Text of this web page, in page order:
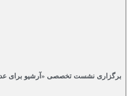
برگزاری نشست تخصصی «آرشیو برای